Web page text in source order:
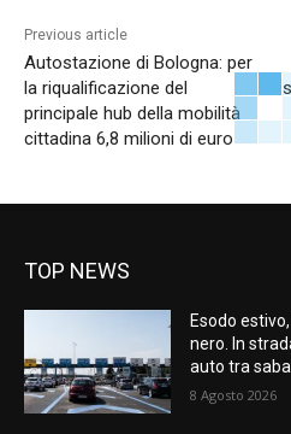
Previous article
Autostazione di Bologna: per
la riqualificazione del
principale hub della mobilità
cittadina 6,8 milioni di euro
TOP NEWS
Esodo
nero. In
auto tra
8 Agosto 2026